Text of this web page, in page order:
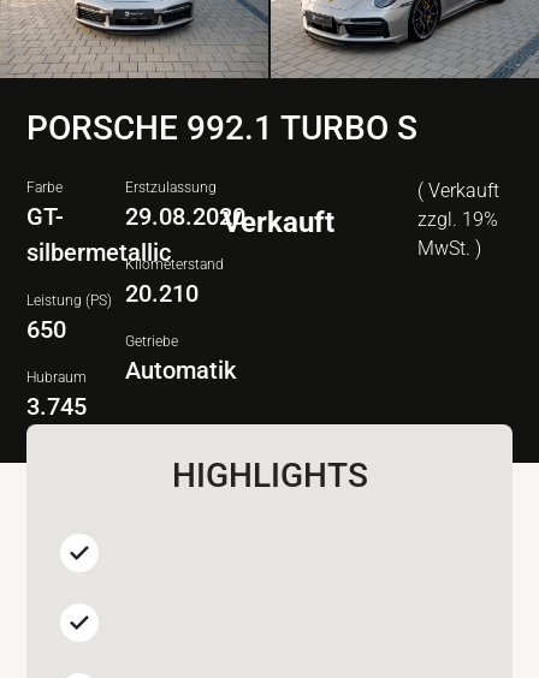
PORSCHE 992.1 TURBO S
Farbe
GT-
silbermetallic
Leistung (PS)
650
Hubraum
3.745
Erstzulassung
29.08.2020
Kilometerstand
20.210
Getriebe
Automatik
Verkauft
( Verkauft
zzgl. 19%
MwSt. )
HIGHLIGHTS